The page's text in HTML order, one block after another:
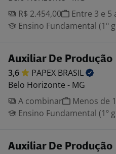
R$ 2.454,00
Entre 3 e 5
Ensino Fundamental (1º
Auxiliar De Produção
3,6 PAPEX BRASIL
Belo Horizonte - MG
A combinar
Menos de
Ensino Fundamental (1º
Auxiliar De Produção